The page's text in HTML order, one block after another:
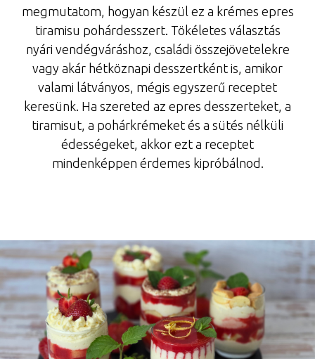
megmutatom, hogyan készül ez a krémes epres
tiramisu pohárdesszert. Tökéletes választás
nyári vendégváráshoz, családi összejövetelekre
vagy akár hétköznapi desszertként is, amikor
valami látványos, mégis egyszerű receptet
keresünk. Ha szereted az epres desszerteket, a
tiramisut, a pohárkrémeket és a sütés nélküli
édességeket, akkor ezt a receptet
mindenképpen érdemes kipróbálnod.